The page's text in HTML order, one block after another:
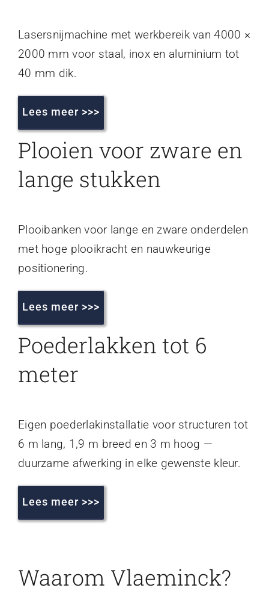
Lasersnijmachine met werkbereik van 4000 ×
2000 mm voor staal, inox en aluminium tot
40 mm dik.
Lees meer >>>
Plooien voor zware en
lange stukken
Plooibanken voor lange en zware onderdelen
met hoge plooikracht en nauwkeurige
positionering.
Lees meer >>>
Poederlakken tot 6
meter
Eigen poederlakinstallatie voor structuren tot
6 m lang, 1,9 m breed en 3 m hoog —
duurzame afwerking in elke gewenste kleur.
Lees meer >>>
Waarom Vlaeminck?